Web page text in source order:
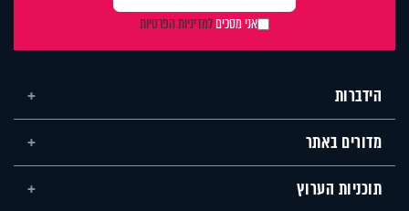
אני מסכיםלמדיניות הפרטיות
הידברות
מדורים באתר
תוכניות הערוץ